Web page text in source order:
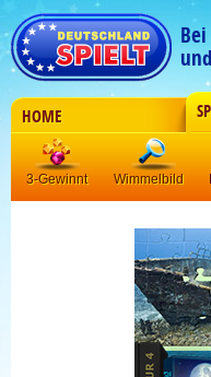
HOME
3-Gewinnt Wimmelbild